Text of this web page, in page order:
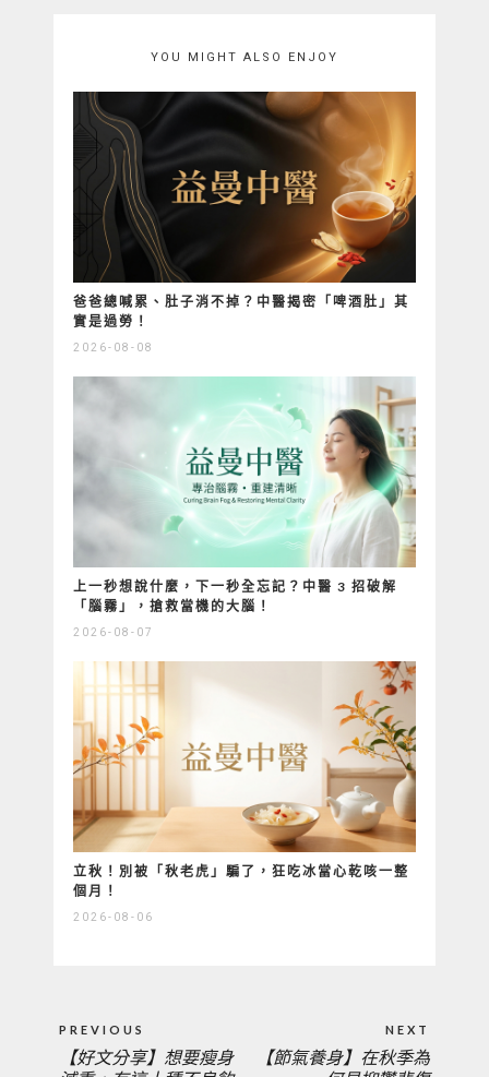
YOU MIGHT ALSO ENJOY
爸爸總喊累、肚子消不掉？中醫揭密「啤酒肚」其
實是過勞！
2026-08-08
上一秒想說什麼，下一秒全忘記？中醫 3 招破解
「腦霧」，搶救當機的大腦！
2026-08-07
立秋！別被「秋老虎」騙了，狂吃冰當心乾咳一整
個月！
2026-08-06
導
PREVIOUS
PREVIOUS
【好文分享】想要瘦身
NEXT
NEXT
【節氣養身】在秋季為